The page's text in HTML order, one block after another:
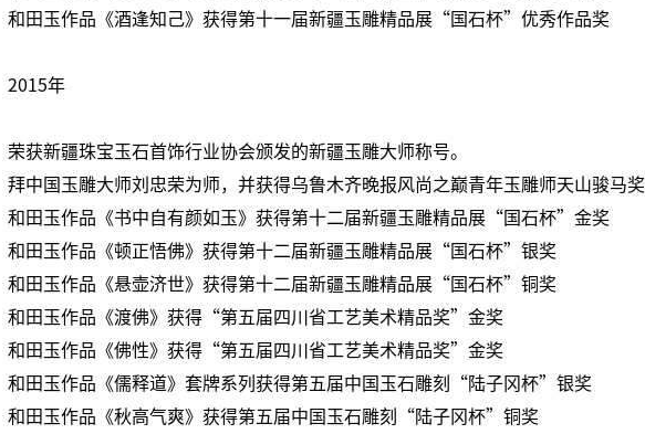
和田玉作品《酒逢知己》获得第十一届新疆玉雕精品展“国石杯”优秀作品奖
2015年
荣获新疆珠宝玉石首饰行业协会颁发的新疆玉雕大师称号。
拜中国玉雕大师刘忠荣为师，并获得乌鲁木齐晚报风尚之巅青年玉雕师天山骏马奖
和田玉作品《书中自有颜如玉》获得第十二届新疆玉雕精品展“国石杯”金奖
和田玉作品《顿正悟佛》获得第十二届新疆玉雕精品展“国石杯”银奖
和田玉作品《悬壶济世》获得第十二届新疆玉雕精品展“国石杯”铜奖
和田玉作品《渡佛》获得“第五届四川省工艺美术精品奖”金奖
和田玉作品《佛性》获得“第五届四川省工艺美术精品奖”金奖
和田玉作品《儒释道》套牌系列获得第五届中国玉石雕刻“陆子冈杯”银奖
和田玉作品《秋高气爽》获得第五届中国玉石雕刻“陆子冈杯”铜奖